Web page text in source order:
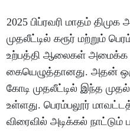
2025 பிப்ரவரி மாதம் திமுக
முதலீட்டில் கரூர் மற்றும்
உற்பத்தி ஆலைகள் அமைக்க
கையெழுத்தானது. அதன்
கோடி முதலீட்டில் இந்த
உள்ளது. பெரம்பலூர்
விரைவில் அடிக்கல்